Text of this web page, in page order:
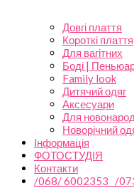
Довгі плаття
Короткі плаття
Для вагітних
Боді |
Family look
Дитячий одяг
Аксесуари
Для
Новорічний
Інформація
ФОТОСТУДІЯ
Контакти
/068/ 6002353 /